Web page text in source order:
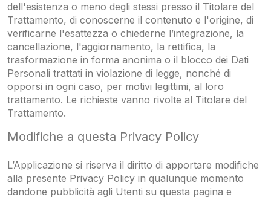
dell'esistenza o meno degli stessi presso il Titolare del
Trattamento, di conoscerne il contenuto e l'origine, di
verificarne l'esattezza o chiederne l’integrazione, la
cancellazione, l'aggiornamento, la rettifica, la
trasformazione in forma anonima o il blocco dei Dati
Personali trattati in violazione di legge, nonché di
opporsi in ogni caso, per motivi legittimi, al loro
trattamento. Le richieste vanno rivolte al Titolare del
Trattamento.
Modifiche a questa Privacy Policy
L’Applicazione si riserva il diritto di apportare modifiche
alla presente Privacy Policy in qualunque momento
dandone pubblicità agli Utenti su questa pagina e